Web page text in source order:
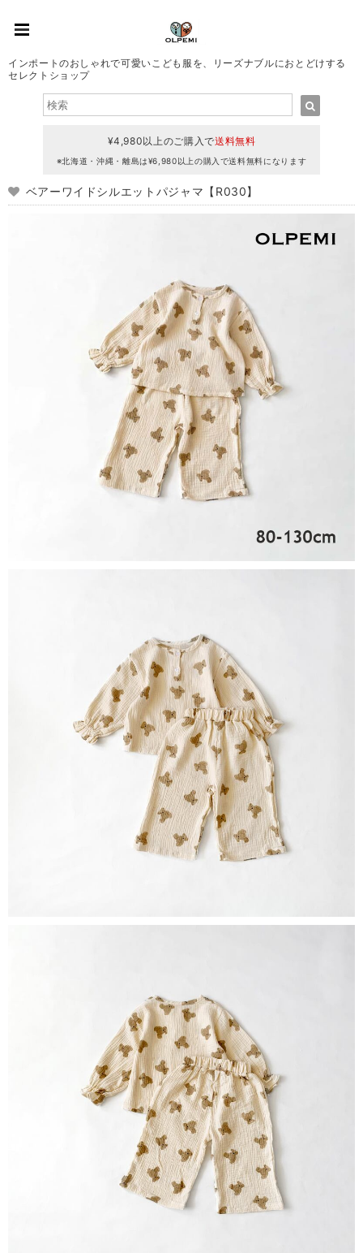
インポートのおしゃれで可愛いこども服を、リーズナブルにおとどけする
セレクトショップ
¥4,980以上のご購入で送料無料
※北海道・沖縄・離島は¥6,980以上の購入で送料無料になります
ベアーワイドシルエットパジャマ【R030】